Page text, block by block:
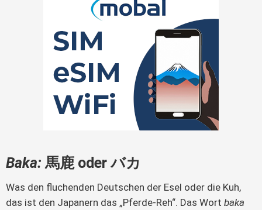
Baka: 馬鹿 oder バカ
Was den fluchenden Deutschen der Esel oder die Kuh,
das ist den Japanern das „Pferde-Reh“. Das Wort baka